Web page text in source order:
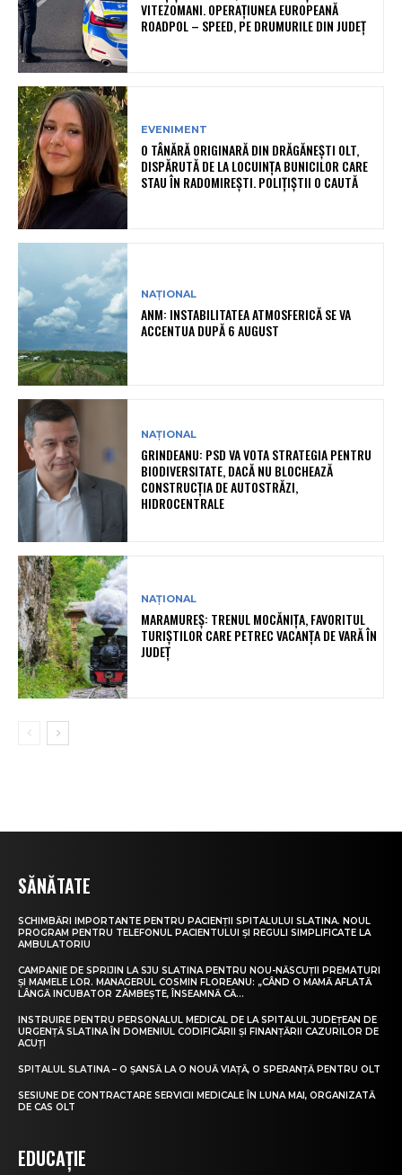
VITEZOMANI. OPERAȚIUNEA EUROPEANĂ
ROADPOL – SPEED, PE DRUMURILE DIN JUDEȚ
EVENIMENT
O TÂNĂRĂ ORIGINARĂ DIN DRĂGĂNEȘTI OLT,
DISPĂRUTĂ DE LA LOCUINȚA BUNICILOR CARE
STAU ÎN RADOMIREȘTI. POLIȚIȘTII O CAUTĂ
NAȚIONAL
ANM: INSTABILITATEA ATMOSFERICĂ SE VA
ACCENTUA DUPĂ 6 AUGUST
NAȚIONAL
GRINDEANU: PSD VA VOTA STRATEGIA PENTRU
BIODIVERSITATE, DACĂ NU BLOCHEAZĂ
CONSTRUCȚIA DE AUTOSTRĂZI,
HIDROCENTRALE
NAȚIONAL
MARAMUREȘ: TRENUL MOCĂNIȚA, FAVORITUL
TURIȘTILOR CARE PETREC VACANȚA DE VARĂ ÎN
JUDEȚ
SĂNĂTATE
SCHIMBĂRI IMPORTANTE PENTRU PACIENȚII SPITALULUI SLATINA. NOUL
PROGRAM PENTRU TELEFONUL PACIENTULUI ȘI REGULI SIMPLIFICATE LA
AMBULATORIU
CAMPANIE DE SPRIJIN LA SJU SLATINA PENTRU NOU-NĂSCUȚII PREMATURI
ȘI MAMELE LOR. MANAGERUL COSMIN FLOREANU: „CÂND O MAMĂ AFLATĂ
LÂNGĂ INCUBATOR ZÂMBEȘTE, ÎNSEAMNĂ CĂ...
INSTRUIRE PENTRU PERSONALUL MEDICAL DE LA SPITALUL JUDEȚEAN DE
URGENȚĂ SLATINA ÎN DOMENIUL CODIFICĂRII ȘI FINANȚĂRII CAZURILOR DE
ACUȚI
SPITALUL SLATINA – O ȘANSĂ LA O NOUĂ VIAȚĂ, O SPERANȚĂ PENTRU OLT
SESIUNE DE CONTRACTARE SERVICII MEDICALE ÎN LUNA MAI, ORGANIZATĂ
DE CAS OLT
EDUCAȚIE